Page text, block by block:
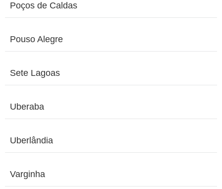
Poços de Caldas
Pouso Alegre
Sete Lagoas
Uberaba
Uberlândia
Varginha